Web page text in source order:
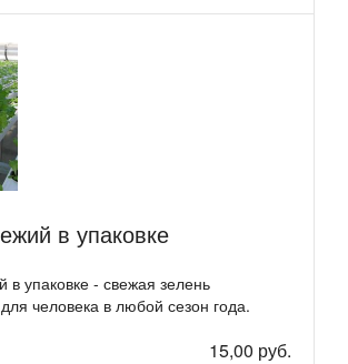
в упаковке
в упаковке - свежая зелень
человека в любой сезон года.
15,00 руб.